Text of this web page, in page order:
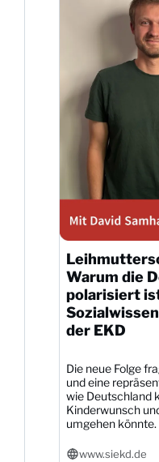
Warum die
polarisiert
der EKD
Die neue Folge
und eine
wie Deutschland
Kinderwunsch
umgehen könnte.
www.siekd.de